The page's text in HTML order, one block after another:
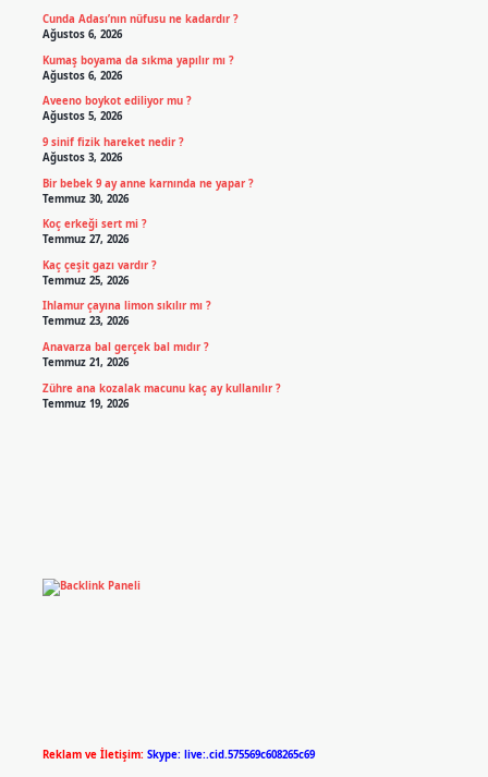
Cunda Adası’nın nüfusu ne kadardır ?
Ağustos 6, 2026
Kumaş boyama da sıkma yapılır mı ?
Ağustos 6, 2026
Aveeno boykot ediliyor mu ?
Ağustos 5, 2026
9 sinif fizik hareket nedir ?
Ağustos 3, 2026
Bir bebek 9 ay anne karnında ne yapar ?
Temmuz 30, 2026
Koç erkeği sert mi ?
Temmuz 27, 2026
Kaç çeşit gazı vardır ?
Temmuz 25, 2026
Ihlamur çayına limon sıkılır mı ?
Temmuz 23, 2026
Anavarza bal gerçek bal mıdır ?
Temmuz 21, 2026
Zühre ana kozalak macunu kaç ay kullanılır ?
Temmuz 19, 2026
Reklam ve İletişim: Skype: live:.cid.575569c608265c69